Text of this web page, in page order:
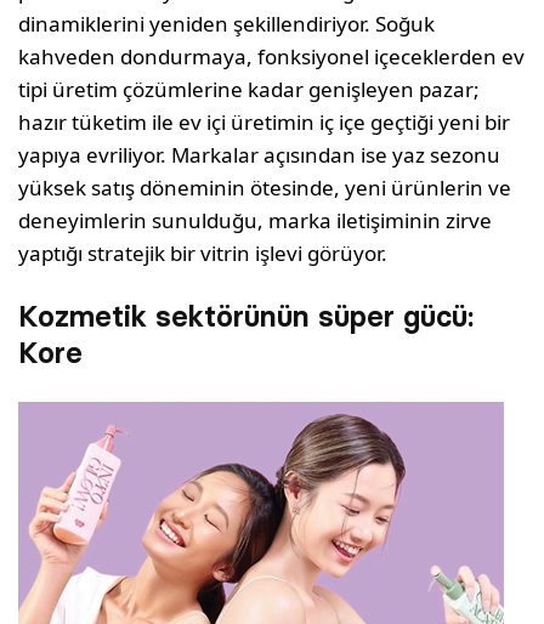
dinamiklerini yeniden şekillendiriyor. Soğuk
kahveden dondurmaya, fonksiyonel içeceklerden ev
tipi üretim çözümlerine kadar genişleyen pazar;
hazır tüketim ile ev içi üretimin iç içe geçtiği yeni bir
yapıya evriliyor. Markalar açısından ise yaz sezonu
yüksek satış döneminin ötesinde, yeni ürünlerin ve
deneyimlerin sunulduğu, marka iletişiminin zirve
yaptığı stratejik bir vitrin işlevi görüyor.
Kozmetik sektörünün süper gücü:
Kore